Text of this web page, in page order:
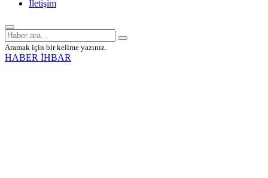
İletişim
Aramak için bir kelime yazınız.
HABER İHBAR